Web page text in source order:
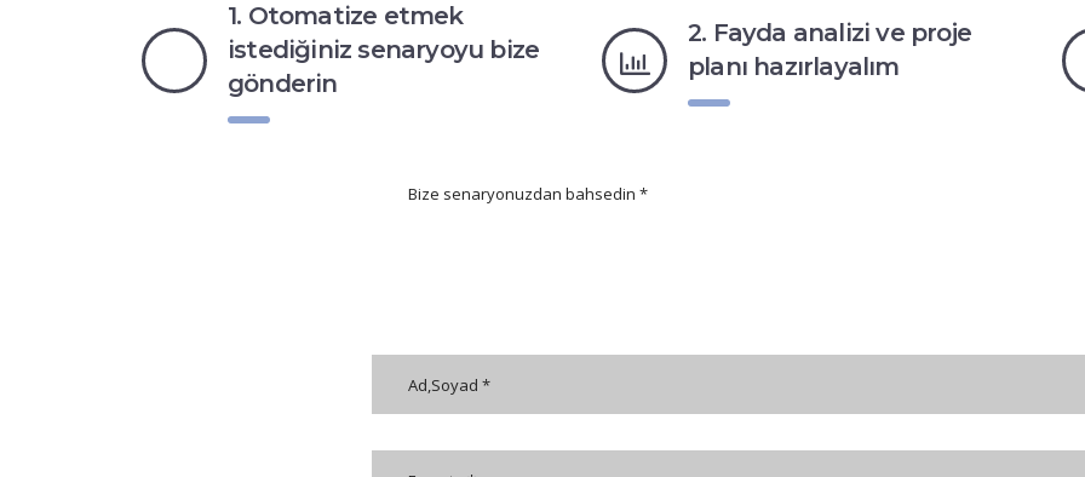
1. Otomatize etmek
istediğiniz senaryoyu bize
gönderin
2. Fayda analizi ve proje
planı hazırlayalım